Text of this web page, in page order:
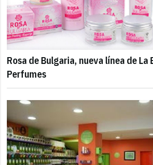
Rosa de Bulgaria, nueva línea de La
Perfumes